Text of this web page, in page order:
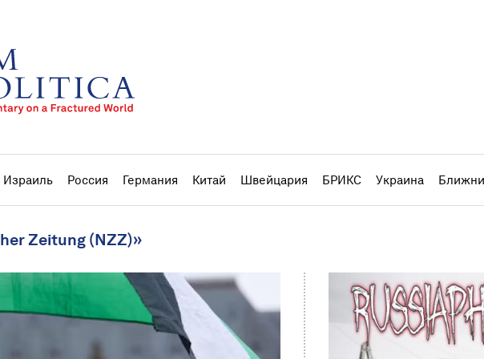
Израиль Россия Германия Китай Швейцария БРИКС Украина
Zeitung (NZZ)»